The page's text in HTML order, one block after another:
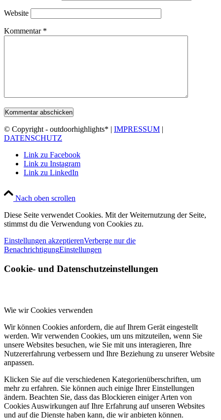
Website
Kommentar *
© Copyright - outdoorhighlights* | IMPRESSUM |
DATENSCHUTZ
Link zu Facebook
Link zu Instagram
Link zu LinkedIn
Nach oben scrollen
Diese Seite verwendet Cookies. Mit der Weiternutzung der Seite,
stimmst du die Verwendung von Cookies zu.
Einstellungen akzeptierenVerberge nur die
BenachrichtigungEinstellungen
Cookie- und Datenschutzeinstellungen
Wie wir Cookies verwenden
Wir können Cookies anfordern, die auf Ihrem Gerät eingestellt
werden. Wir verwenden Cookies, um uns mitzuteilen, wenn Sie
unsere Websites besuchen, wie Sie mit uns interagieren, Ihre
Nutzererfahrung verbessern und Ihre Beziehung zu unserer Website
anpassen.
Klicken Sie auf die verschiedenen Kategorienüberschriften, um
mehr zu erfahren. Sie können auch einige Ihrer Einstellungen
ändern. Beachten Sie, dass das Blockieren einiger Arten von
Cookies Auswirkungen auf Ihre Erfahrung auf unseren Websites
und auf die Dienste haben kann, die wir anbieten können.